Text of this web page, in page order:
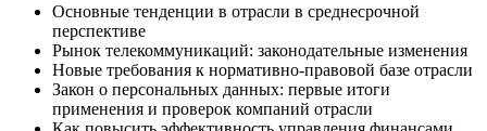
Основные тенденции в отрасли в среднесрочной
перспективе
Рынок телекоммуникаций: законодательные изменения
Новые требования к нормативно-правовой базе отрасли
Закон о персональных данных: первые итоги
применения и проверок компаний отрасли